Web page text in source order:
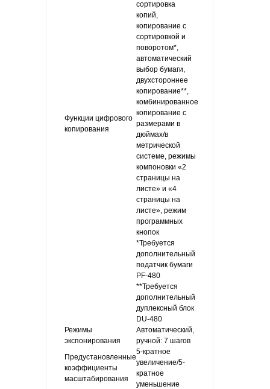
Функции цифрового
копирования
сортировка
копий,
копирование с
сортировкой и
поворотом*,
автоматический
выбор бумаги,
двухстороннее
копирование**,
комбинированное
копирование с
размерами в
дюймах/в
метрической
системе, режимы
компоновки «2
страницы на
листе» и «4
страницы на
листе», режим
программных
кнопок
*Требуется
дополнительный
податчик бумаги
PF-480
**Требуется
дополнительный
дуплексный блок
DU-480
Режимы
экспонирования
Автоматический,
ручной: 7 шагов
Предустановленные
коэффициенты
масштабирования
5-кратное
увеличение/5-
кратное
уменьшение